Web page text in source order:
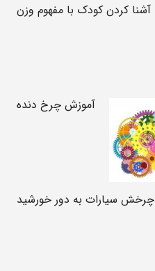
آشنا کردن کودک با مفهوم وزن
آموزش چرخ دنده
چرخش سیارات به دور خورشید